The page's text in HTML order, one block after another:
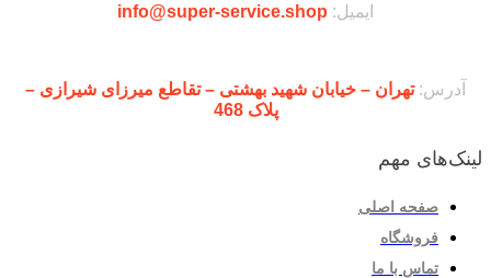
ایمیل: info@super-service.shop
آدرس:تهران – خیابان شهید بهشتی – تقاطع میرزای شیرازی –
پلاک 468
لینک‌های مهم
صفحه اصلی
فروشگاه
تماس با ما